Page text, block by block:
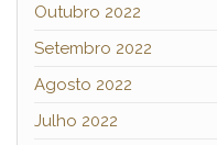
Outubro 2022
Setembro 2022
Agosto 2022
Julho 2022